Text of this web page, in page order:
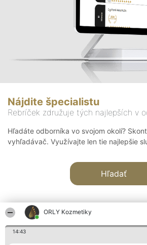
ORLY Kozmetiky
14:43
Nájdite špecialistu
Rebríček združuje tých najlepších v
Hľadáte odborníka vo svojom okolí?
vyhľadávač. Využívajte len tie najlepšie
Hľadať